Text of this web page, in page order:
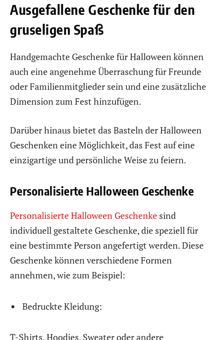
Ausgefallene Geschenke für den
gruseligen Spaß
Handgemachte Geschenke für Halloween können
auch eine angenehme Überraschung für Freunde
oder Familienmitglieder sein und eine zusätzliche
Dimension zum Fest hinzufügen.
Darüber hinaus bietet das Basteln der Halloween
Geschenken eine Möglichkeit, das Fest auf eine
einzigartige und persönliche Weise zu feiern.
Personalisierte Halloween Geschenke
Personalisierte Halloween Geschenke sind
individuell gestaltete Geschenke, die speziell für
eine bestimmte Person angefertigt werden. Diese
Geschenke können verschiedene Formen
annehmen, wie zum Beispiel:
Bedruckte Kleidung:
T-Shirts, Hoodies, Sweater oder andere